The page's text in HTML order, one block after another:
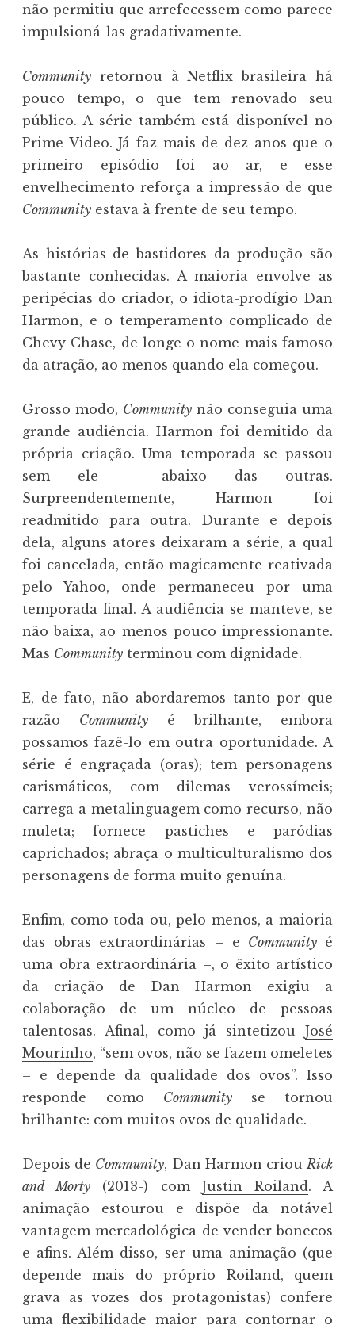
não permitiu que arrefecessem como parece
impulsioná-las gradativamente.
Community retornou à Netflix brasileira há
pouco tempo, o que tem renovado seu
público. A série também está disponível no
Prime Video. Já faz mais de dez anos que o
primeiro episódio foi ao ar, e esse
envelhecimento reforça a impressão de que
Community estava à frente de seu tempo.
As histórias de bastidores da produção são
bastante conhecidas. A maioria envolve as
peripécias do criador, o idiota-prodígio Dan
Harmon, e o temperamento complicado de
Chevy Chase, de longe o nome mais famoso
da atração, ao menos quando ela começou.
Grosso modo, Community não conseguia uma
grande audiência. Harmon foi demitido da
própria criação. Uma temporada se passou
sem ele – abaixo das outras.
Surpreendentemente, Harmon foi
readmitido para outra. Durante e depois
dela, alguns atores deixaram a série, a qual
foi cancelada, então magicamente reativada
pelo Yahoo, onde permaneceu por uma
temporada final. A audiência se manteve, se
não baixa, ao menos pouco impressionante.
Mas Community terminou com dignidade.
E, de fato, não abordaremos tanto por que
razão Community é brilhante, embora
possamos fazê-lo em outra oportunidade. A
série é engraçada (oras); tem personagens
carismáticos, com dilemas verossímeis;
carrega a metalinguagem como recurso, não
muleta; fornece pastiches e paródias
caprichados; abraça o multiculturalismo dos
personagens de forma muito genuína.
Enfim, como toda ou, pelo menos, a maioria
das obras extraordinárias – e Community é
uma obra extraordinária –, o êxito artístico
da criação de Dan Harmon exigiu a
colaboração de um núcleo de pessoas
talentosas. Afinal, como já sintetizou José
Mourinho, “sem ovos, não se fazem omeletes
– e depende da qualidade dos ovos”. Isso
responde como Community se tornou
brilhante: com muitos ovos de qualidade.
Depois de Community, Dan Harmon criou Rick
and Morty (2013-) com Justin Roiland . A
animação estourou e dispõe da notável
vantagem mercadológica de vender bonecos
e afins. Além disso, ser uma animação (que
depende mais do próprio Roiland, quem
grava as vozes dos protagonistas) confere
uma flexibilidade maior para contornar o